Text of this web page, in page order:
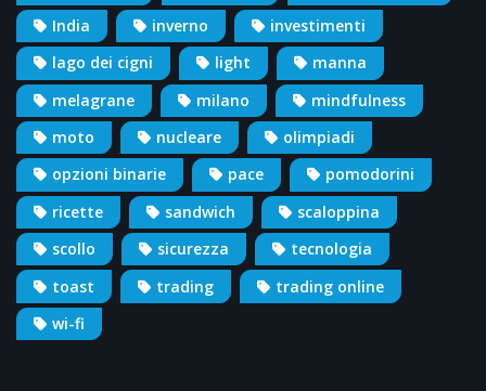
India
inverno
investimenti
lago dei cigni
light
manna
melagrane
milano
mindfulness
moto
nucleare
olimpiadi
opzioni binarie
pace
pomodorini
ricette
sandwich
scaloppina
scollo
sicurezza
tecnologia
toast
trading
trading online
wi-fi